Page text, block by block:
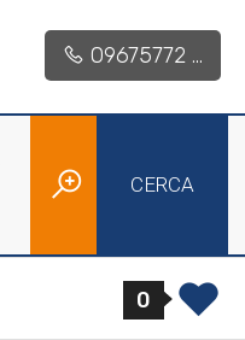
09675772 ...
CERCA
0